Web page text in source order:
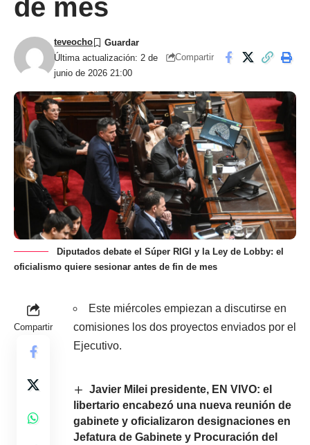
de mes
Última actualización: 2 de
junio de 2026 21:00
teveocho
Compartir
Diputados debate el Súper RIGI y la Ley de Lobby: el
oficialismo quiere sesionar antes de fin de mes
Compartir
Este miércoles empiezan a discutirse en
comisiones los dos proyectos enviados por el
Ejecutivo.
Javier Milei presidente, EN VIVO: el
libertario encabezó una nueva reunión de
gabinete y oficializaron designaciones en
Jefatura de Gabinete y Procuración del